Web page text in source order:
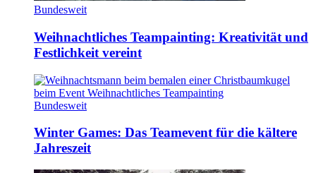
Bundesweit
Weihnachtliches Teampainting: Kreativität und
Festlichkeit vereint
Bundesweit
Winter Games: Das Teamevent für die kältere
Jahreszeit